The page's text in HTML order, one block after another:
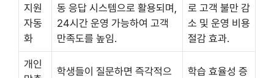
지원
자동
화
동 응답 시스템으로 활용되며,
24시간 운영 가능하여 고객
만족도를 높임.
로 고객 불만 감
소 및 운영 비용
절감 효과.
개인
학생들이 질문하면 즉각적으
학습 효율성 증